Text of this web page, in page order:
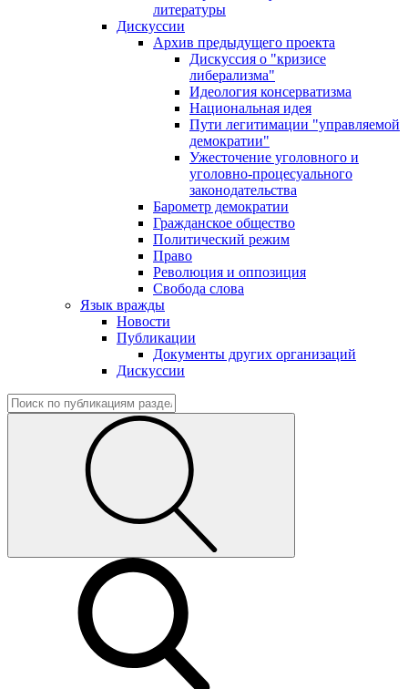
литературы
Дискуссии
Архив предыдущего проекта
Дискуссия о "кризисе
либерализма"
Идеология консерватизма
Национальная идея
Пути легитимации "управляемой
демократии"
Ужесточение уголовного и
уголовно-процесуального
законодательства
Барометр демократии
Гражданское общество
Политический режим
Право
Революция и оппозиция
Свобода слова
Язык вражды
Новости
Публикации
Документы других организаций
Дискуссии